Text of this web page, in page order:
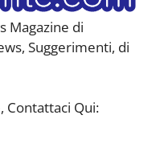
Magazine di
Suggerimenti, di
Contattaci Qui: